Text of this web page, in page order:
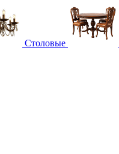
Столовые